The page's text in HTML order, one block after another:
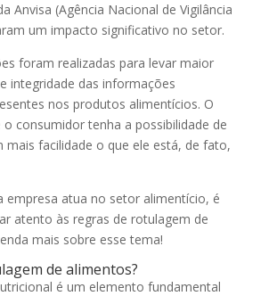
Anvisa (Agência Nacional de Vigilância
um impacto significativo no setor.
foram realizadas para levar maior
integridade das informações
nos produtos alimentícios. O
consumidor tenha a possibilidade de
mais facilidade o que ele está, de fato,
empresa atua no setor alimentício, é
atento às regras de rotulagem de
mais sobre esse tema!
de alimentos?
é um elemento fundamental